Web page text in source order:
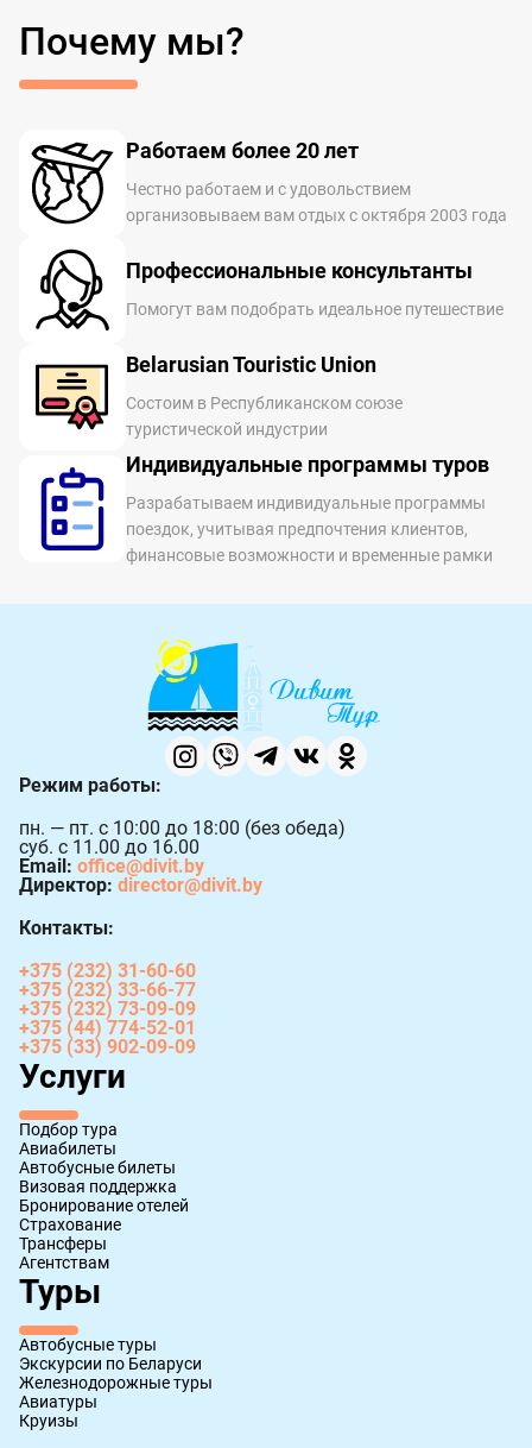
Почему мы?
Работаем более 20 лет
Честно работаем и с удовольствием
организовываем вам отдых с октября 2003 года
Профессиональные консультанты
Помогут вам подобрать идеальное путешествие
Belarusian Touristic Union
Состоим в Республиканском союзе
туристической индустрии
Индивидуальные программы туров
Разрабатываем индивидуальные программы
поездок, учитывая предпочтения клиентов,
финансовые возможности и временные рамки
Услуги
Подбор тура
Авиабилеты
Автобусные билеты
Визовая поддержка
Бронирование отелей
Страхование
Трансферы
Агентствам
Туры
Автобусные туры
Экскурсии по Беларуси
Железнодорожные туры
Авиатуры
Круизы
Режим работы:
пн. — пт. с 10:00 до 18:00 (без обеда)
суб. с 11.00 до 16.00
Email: office@divit.by
Директор: director@divit.by
Контакты:
+375 (232) 31-60-60
+375 (232) 33-66-77
+375 (232) 73-09-09
+375 (44) 774-52-01
+375 (33) 902-09-09